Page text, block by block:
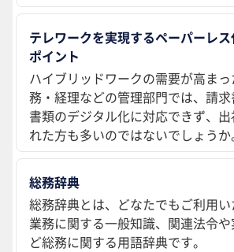
テレワークを実現するペーパーレ
ポイント
ハイブリッドワークの需要が高ま
務・経理などの管理部門では、請
書類のデジタル化に対応できず、
れた方も多いのではないでしょうか
総務辞典
総務辞典とは、どなたでもご利用
業務に関する一般知識、関連法令
ど総務に関する用語辞典です。